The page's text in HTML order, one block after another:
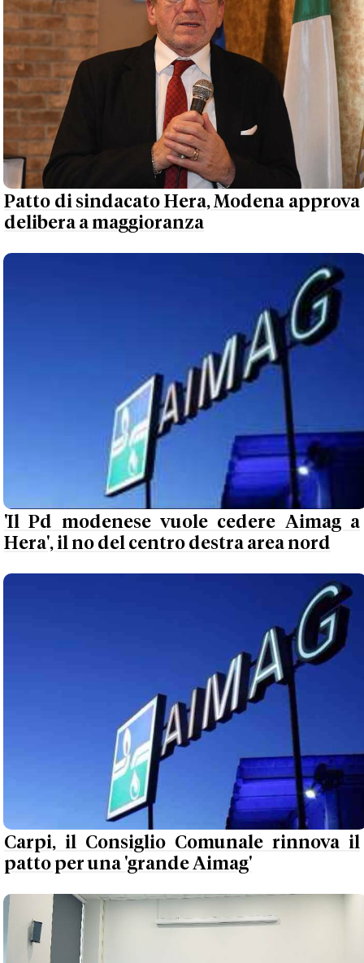
Patto di sindacato Hera, Modena approva
delibera a maggioranza
'Il Pd modenese vuole cedere Aimag a
Hera', il no del centro destra area nord
Carpi, il Consiglio Comunale rinnova il
patto per una 'grande Aimag'